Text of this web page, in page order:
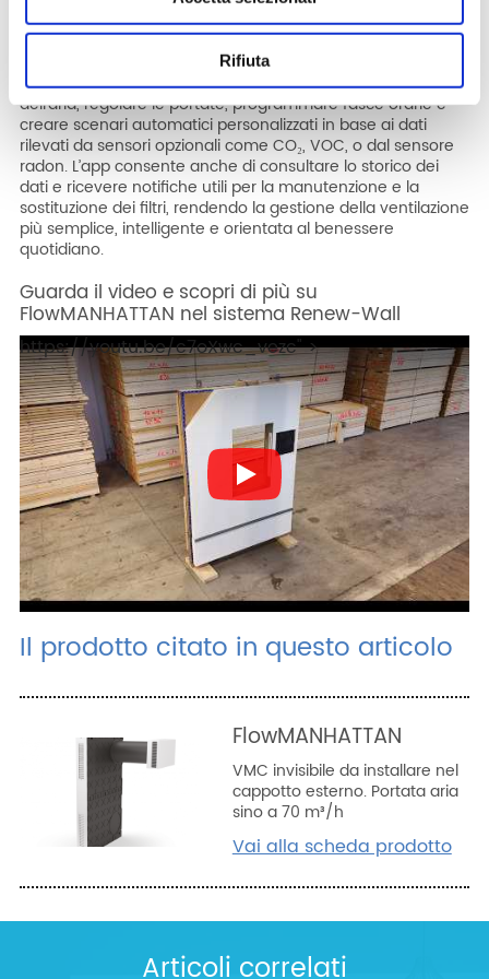
Rifiuta
abbattimento acustico di facciata di 51 dB.
Grazie all’app Helty Home,l’unità può inoltre essere
tramite smartphone o tablet, con
la possibilità di monitorare temperatura, umidità e qualità
dell’aria, regolare le portate, programmare fasce orarie e
creare scenari automatici personalizzati in base ai dati
rilevati da sensori opzionali come CO₂, VOC, o dal sensore
radon. L’app consente anche di consultare lo storico dei
dati e ricevere notifiche utili per la manutenzione e la
sostituzione dei filtri, rendendo la gestione della ventilazione
più semplice, intelligente e orientata al benessere
quotidiano.
Guarda il video e scopri di più su
FlowMANHATTAN nel sistema Renew-Wall
https://youtu.be/c7oXwc_vezc" >
Play
Il prodotto citato in questo articolo
FlowMANHATTAN
VMC invisibile da installare nel
cappotto esterno. Portata aria
sino a 70 m³/h
Vai alla scheda prodotto
Articoli correlati